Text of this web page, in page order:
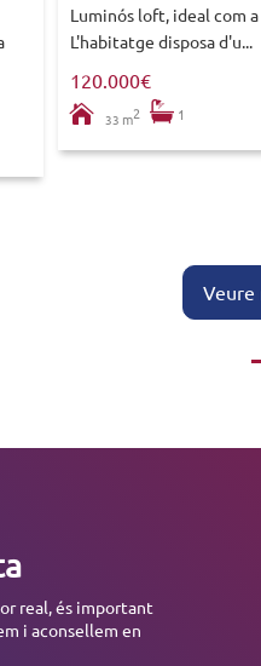
Luminós loft, ideal com
L'habitatge disposa d'u...
120.000€
33 m2 1
Veure
real, és important
i aconsellem en